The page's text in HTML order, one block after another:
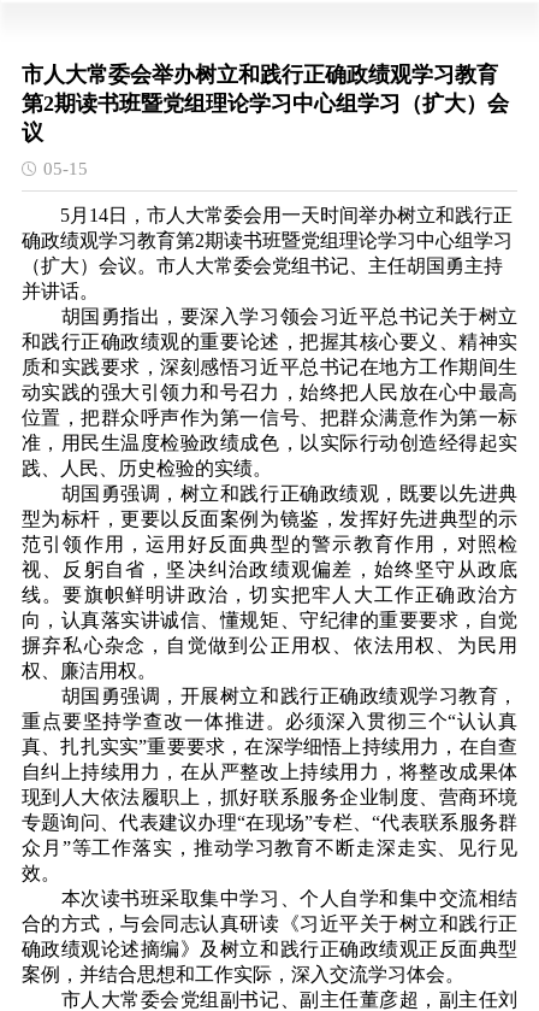
市人大常委会举办树立和践行正确政绩观学习教育
第2期读书班暨党组理论学习中心组学习（扩大）会
议
05-15
5月14日，市人大常委会用一天时间举办树立和践行正
确政绩观学习教育第2期读书班暨党组理论学习中心组学习
（扩大）会议。 市人大常委会党组书记、主任胡国勇主持
并讲话。
胡国勇指出，要深入学习领会习近平总书记关于树立
和践行正确政绩观的重要论述，把握其核心要义、精神实
质和实践要求，深刻感悟习近平总书记在地方工作期间生
动实践的强大引领力和号召力 ，始终把人民放在心中最高
位置，把群众呼声作为第一信号、把群众满意作为第一标
准，用民生温度检验政绩成色，以实际行动创造经得起实
践、人民、历史检验的实绩。
胡国勇强调，树立和践行正确政绩观，既要以先进典
型为标杆，更要以反面案例为镜鉴，发挥好先进典型的示
范引领作用，运用好反面典型的警示教育作用，对照检
视、反躬自省，坚决纠治政绩观偏差，始终坚守从政底
线。要旗帜鲜明讲政治，切实把牢人大工作正确政治方
向，认真落实讲诚信、懂规矩、守纪律的重要要求，自觉
摒弃私心杂念，自觉做到公正用权、依法用权、为民用
权、廉洁用权。
胡国勇强调，开展树立和践行正确政绩观学习教育，
重点要坚持学查改一体推进。必须深入贯彻三个“认认真
真、扎扎实实”重要要求，在深学细悟上持续用力，在自查
自纠上持续用力，在从严整改上持续用力，将整改成果体
现到人大依法履职上，抓好联系服务企业制度、营商环境
专题询问、代表建议办理“在现场”专栏、“代表联系服务群
众月”等工作落实，推动学习教育不断走深走实、见行见
效。
本次读书班采取集中学习、个人自学和集中交流相结
合的方式，与会同志认真研读《习近平关于树立和践行正
确政绩观论述摘编》及树立和践行正确政绩观正反面典型
案例，并结合思想和工作实际，深入交流学习体会。
市人大常委会党组副书记、副主任董彦超，副主任刘